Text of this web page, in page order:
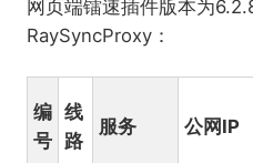
网页端镭速插件版本为
RaySyncProxy：
编
号
线
路
服务 公网IP